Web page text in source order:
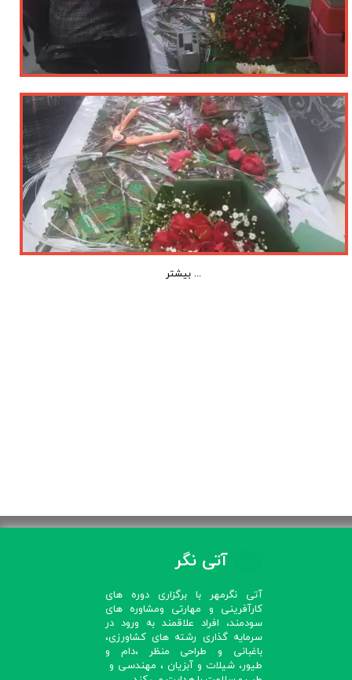
بیشتر ...
آتی نگر
آتی نگرمهر با برگزاری دوره های
کارآفرینی و مهارتی ومشاوره های
سودمند، افراد علاقمند به ورود در
سرمایه گذاری رشته های کشاورزی،
باغبانی و طراحی منظر ،دام و
طیور، شیلات و آبزیان ، مهندسی و